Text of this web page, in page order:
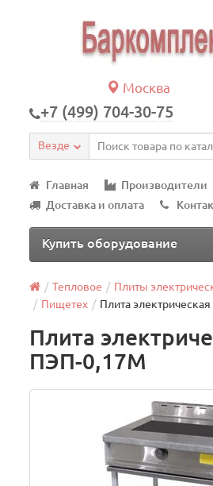
Москва
+7 (499) 704-30-75
Везде
Главная Производители
Доставка и оплата
Купить оборудование
Тепловое Плиты
Пищетех
Плита
Плита
ПЭП-0,17М